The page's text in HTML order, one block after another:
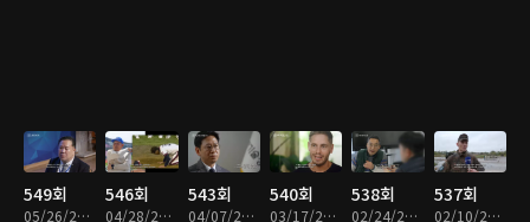
549회
05/26/2026 • 49분
546회
04/28/2026 • 49분
543회
04/07/2026 • 48분
540회
03/17/2026 • 49분
538회
02/24/2026 • 50분
537회
02/10/2026 • 49분